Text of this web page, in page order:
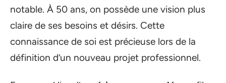
notable. À 50 ans, on possède une vision plus
claire de ses besoins et désirs. Cette
connaissance de soi est précieuse lors de la
définition d’un nouveau projet professionnel.